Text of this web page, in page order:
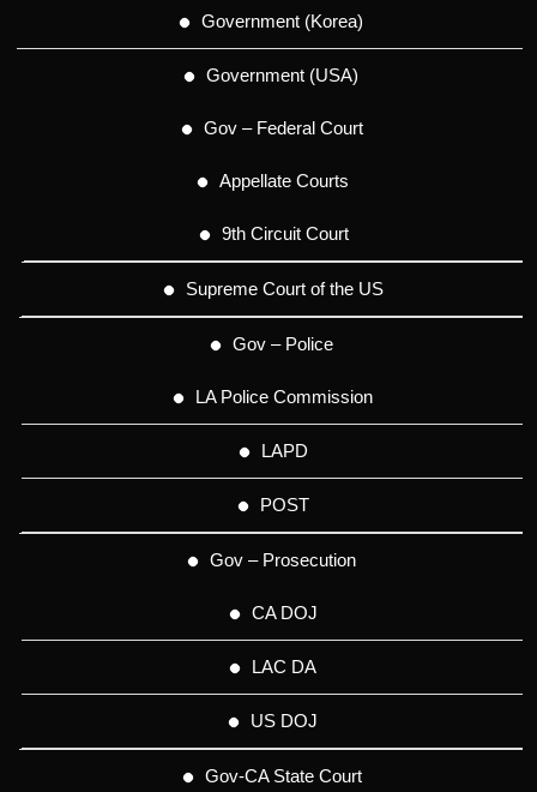
Government (Korea)
Government (USA)
Gov – Federal Court
Appellate Courts
9th Circuit Court
Supreme Court of the US
Gov – Police
LA Police Commission
LAPD
POST
Gov – Prosecution
CA DOJ
LAC DA
US DOJ
Gov-CA State Court